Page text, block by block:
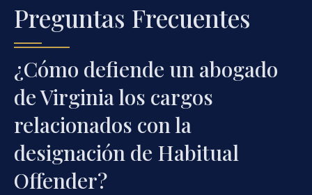
Preguntas Frecuentes
¿Cómo defiende un abogado
de Virginia los cargos
relacionados con la
designación de Habitual
Offender?